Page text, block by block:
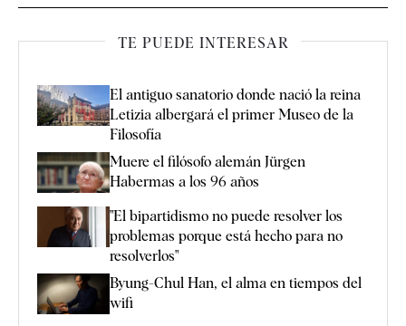
TE PUEDE INTERESAR
El antiguo sanatorio donde nació la reina
Letizia albergará el primer Museo de la
Filosofía
Muere el filósofo alemán Jürgen
Habermas a los 96 años
"El bipartidismo no puede resolver los
problemas porque está hecho para no
resolverlos"
Byung-Chul Han, el alma en tiempos del
wifi